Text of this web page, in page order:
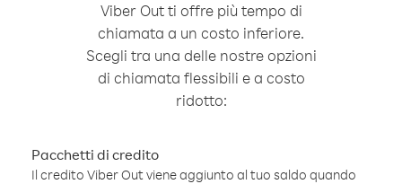
Viber Out ti offre più tempo di
chiamata a un costo inferiore.
Scegli tra una delle nostre opzioni
di chiamata flessibili e a costo
ridotto:
Pacchetti di credito
Il credito Viber Out viene aggiunto al tuo saldo quando